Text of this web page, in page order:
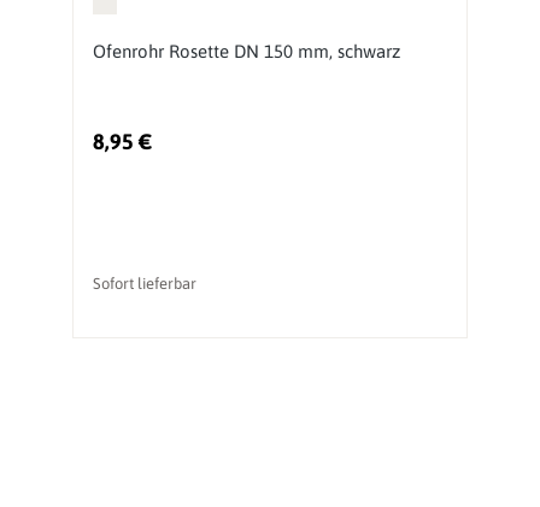
Ofenrohr Rosette DN 150 mm, schwarz
8,95 €
Sofort lieferbar